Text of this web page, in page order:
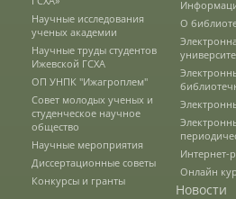
Конкурсные списки
Студентам
Управление по
и молодежной политике
Документы
Научные исследования
ученых академии
Научные труды студентов
Ижевской ГСХА
ОП УНПК "Ижагроплем"
Совет молодых ученых и
студенческое научное
общество
Научные мероприятия
Диссертационные советы
Конкурсы и гранты
О
Интернет-
Онлайн
Новости